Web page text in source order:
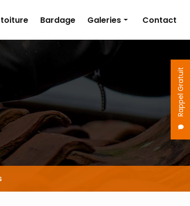
Rappel Gratuit
Bardage Galeries
Rénovation toiture
Bardage
Contact